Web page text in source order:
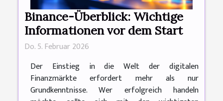
Binance-Überblick: Wichtige
Informationen vor dem Start
Do. 5. Februar 2026
Der Einstieg in die Welt der digitalen
Finanzmärkte erfordert mehr als nur
Grundkenntnisse. Wer erfolgreich handeln